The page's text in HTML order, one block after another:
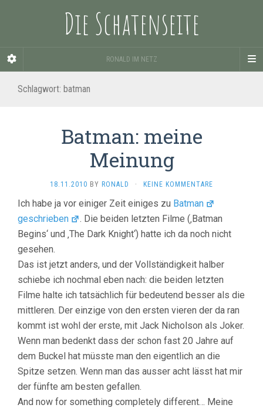
Die Schatenseite
RONALD IM NETZ
Schlagwort: batman
Batman: meine
Meinung
18.11.2010 BY RONALD · KEINE KOMMENTARE
Ich habe ja vor einiger Zeit einiges zu Batman
geschrieben
. Die beiden letzten Filme (‚Batman
Begins‘ und ‚The Dark Knight‘) hatte ich da noch nicht
gesehen.
Das ist jetzt anders, und der Vollständigkeit halber
schiebe ich nochmal eben nach: die beiden letzten
Filme halte ich tatsächlich für bedeutend besser als die
mittleren. Der einzige von den ersten vieren der da ran
kommt ist wohl der erste, mit Jack Nicholson als Joker.
Wenn man bedenkt dass der schon fast 20 Jahre auf
dem Buckel hat müsste man den eigentlich an die
Spitze setzen. Wenn man das ausser acht lässt hat mir
der fünfte am besten gefallen.
And now for something completely different… Meine